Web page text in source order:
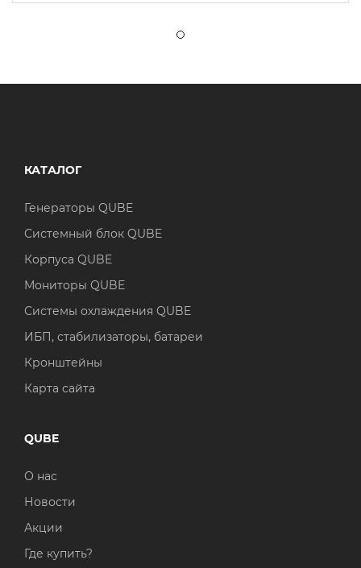
КАТАЛОГ
Генераторы QUBE
Системный блок QUBE
Корпуса QUBE
Мониторы QUBE
Системы охлаждения QUBE
ИБП, стабилизаторы, батареи
Кронштейны
Карта сайта
QUBE
О нас
Новости
Акции
Где купить?